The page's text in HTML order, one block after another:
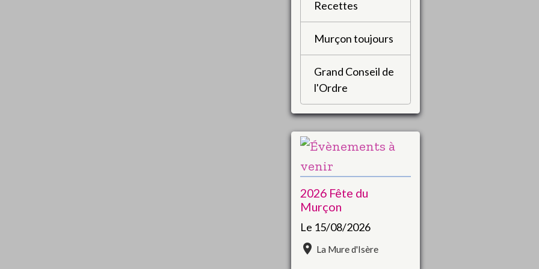
Recettes
Murçon toujours
Grand Conseil de
l'Ordre
2026 Fête du
Murçon
Le 15/08/2026
La Mure d'Isère